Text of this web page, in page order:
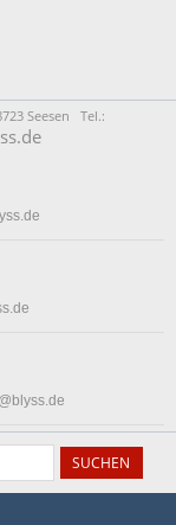
Seesen Tel.: